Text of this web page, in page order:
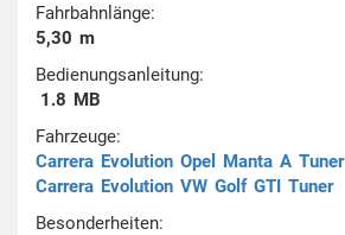
Fahrbahnlänge:
5,30 m
Bedienungsanleitung:
1.8 MB
Fahrzeuge:
Carrera Evolution Opel Manta A Tuner
Carrera Evolution VW Golf GTI Tuner
Besonderheiten: